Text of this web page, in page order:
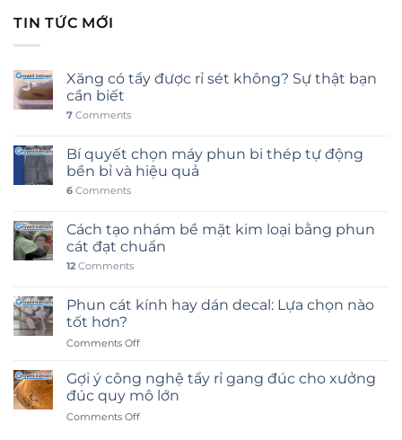
TIN TỨC MỚI
Xăng có tẩy được rỉ sét không? Sự thật bạn
cần biết
7 Comments
Bí quyết chọn máy phun bi thép tự động
bền bỉ và hiệu quả
6 Comments
Cách tạo nhám bề mặt kim loại bằng phun
cát đạt chuẩn
12Comments
Phun cát kính hay dán decal: Lựa chọn nào
tốt hơn?
Comments Offon
cát
kính
hay
dán
Gợi ý công nghệ tẩy rỉ gang đúc cho xưởng
đúc quy mô lớn
Comments Offon